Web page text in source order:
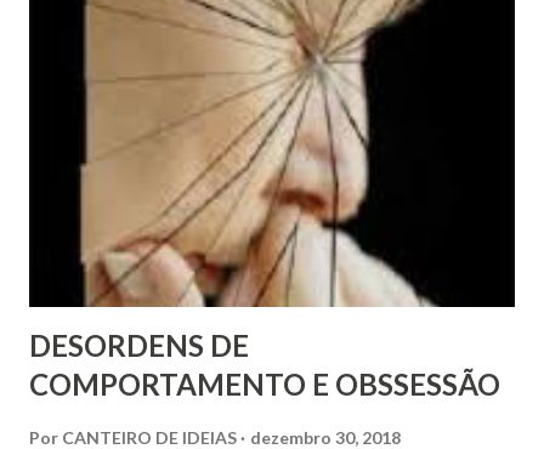
DESORDENS DE
COMPORTAMENTO E OBSSESSÃO
Por CANTEIRO DE IDEIAS dezembro 30, 2018